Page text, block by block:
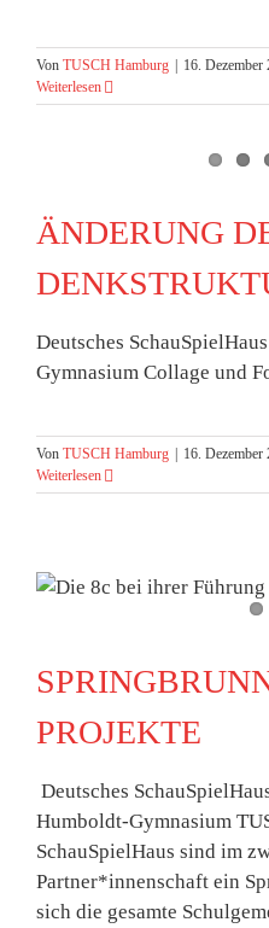
Von TUSCH Hamburg | 16. Dezember
Weiterlesen
ÄNDERUNG
Deutsches
Gymnasium Collage und
Von TUSCH Hamburg | 16. Dezember
Weiterlesen
PROJEKTE
Deutsches
Humboldt-Gymnasium
SchauSpielHaus sind im
Partner*innenschaft ein
sich die gesamte